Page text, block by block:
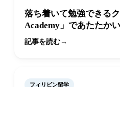
落ち着いて勉強できる
Academy」であたたか
記事を読む
フィリピン留学